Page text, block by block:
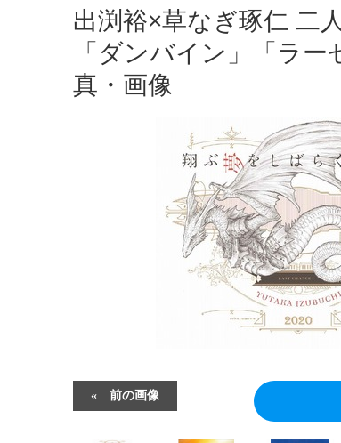
出渕裕×草なぎ琢仁 二
「ダンバイン」「ラ
真・画像
前の画像